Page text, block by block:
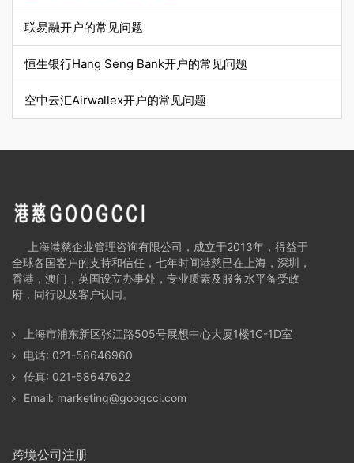
联易融开户的常见问题
恒生银行Hang Seng Bank开户的常见问题
空中云汇Airwallex开户的常见问题
上海港慈企业管理咨询有限公司，成立于2013年，得益于
全球各国客户的支持和信任，七年时间港慈已在上海，深圳，
香港，澳门，英国设立办事处，专业质素及服务水平备受政
府，同行以及客户认同。
上海市浦东新区张江路505号展想中心大厦1楼1C-1D室
电话: 021-58646960
传真: 021-58647622
Email: marketing@googcci.com
跨境公司注册